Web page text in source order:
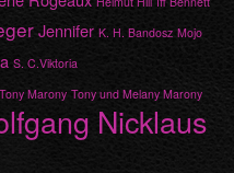
Jennifer K. H. Bandosz Mojo
S. C.Viktoria
Tony Marony Tony und Melany Marony
Nicklaus